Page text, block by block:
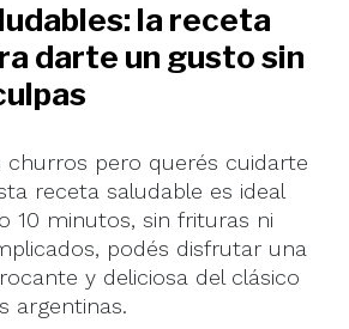
la receta
darte un gusto sin
churros pero querés cuidarte
receta saludable es ideal
10 minutos, sin frituras ni
podés disfrutar una
y deliciosa del clásico
argentinas.